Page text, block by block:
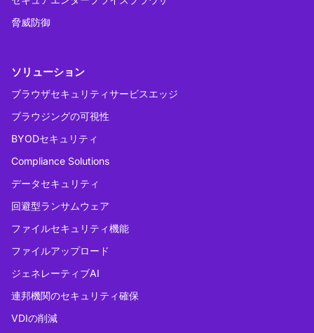
脅威防御
ソリューション
ブラウザセキュリティサービスエッジ
ブラウジングの可視性
BYODセキュリティ
Compliance Solutions
データセキュリティ
回避型ランサムウェア
ファイルセキュリティ機能
ファイルアップロード
ジェネレーティブAI
連邦機関のセキュリティ確保
VDIの削減